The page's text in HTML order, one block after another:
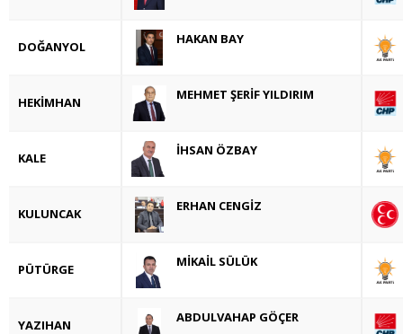
DOĞANYOL HAKAN BAY
HEKİMHAN MEHMET ŞERİF YILDIRIM
KALE İHSAN ÖZBAY
KULUNCAK ERHAN CENGİZ
PÜTÜRGE MİKAİL SÜLÜK
YAZIHAN ABDULVAHAP GÖÇER